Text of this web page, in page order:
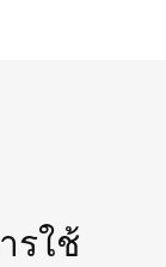
รใช้